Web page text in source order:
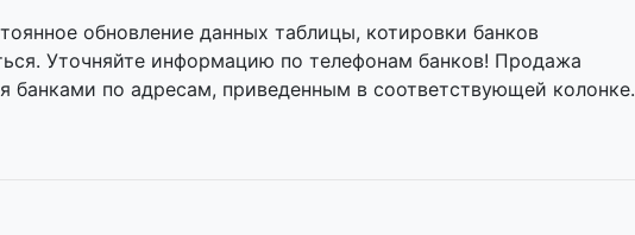
обновление данных таблицы, котировки банков
Уточняйте информацию по телефонам банков! Продажа
банками по адресам, приведенным в соответствующей колонке.